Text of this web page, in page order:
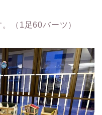
（1足60バーツ）